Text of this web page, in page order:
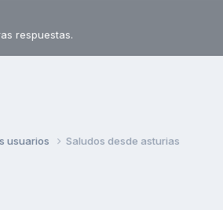
respuestas.
usuarios Saludos desde asturias